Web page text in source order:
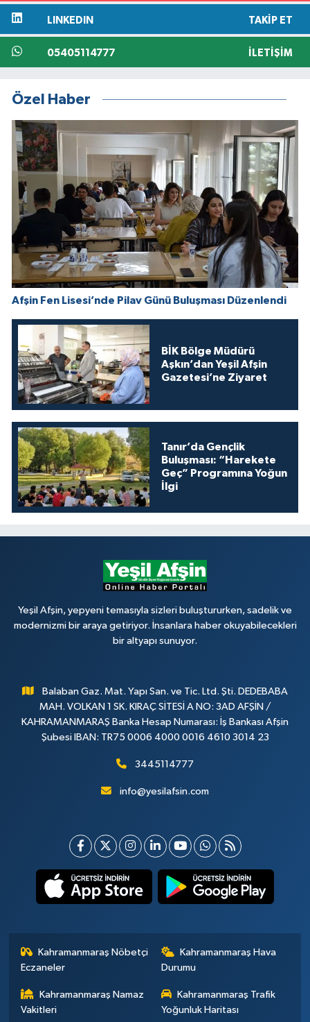
LINKEDIN TAKIP ET
05405114777 İLETIŞIM
Özel Haber
Afşin Fen Lisesi’nde Pilav Günü Buluşması Düzenlendi
BİK Bölge Müdürü
Aşkın’dan Yeşil Afşin
Gazetesi’ne Ziyaret
Tanır’da Gençlik
Buluşması: “Harekete
Geç” Programına Yoğun
İlgi
Yeşil Afşin, yepyeni temasıyla sizleri buluştururken, sadelik ve
modernizmi bir araya getiriyor. İnsanlara haber okuyabilecekleri
bir altyapı sunuyor.
Balaban Gaz. Mat. Yapı San. ve Tic. Ltd. Şti. DEDEBABA
MAH. VOLKAN 1 SK. KIRAÇ SİTESİ A NO: 3AD AFŞİN /
KAHRAMANMARAŞ Banka Hesap Numarası: İş Bankası Afşin
Şubesi IBAN: TR75 0006 4000 0016 4610 3014 23
3445114777
info@yesilafsin.com
Kahramanmaraş Nöbetçi
Eczaneler
Kahramanmaraş Hava
Durumu
Kahramanmaraş Namaz
Vakitleri
Kahramanmaraş Trafik
Yoğunluk Haritası